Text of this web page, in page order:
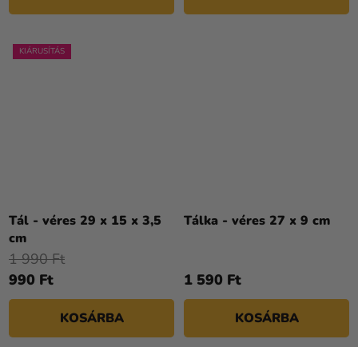
KIÁRUSÍTÁS
Tál - véres 29 x 15 x 3,5
cm
990 Ft
1 990 Ft
KOSÁRBA
Tálka - véres 27 x 9 cm
1 590 Ft
KOSÁRBA